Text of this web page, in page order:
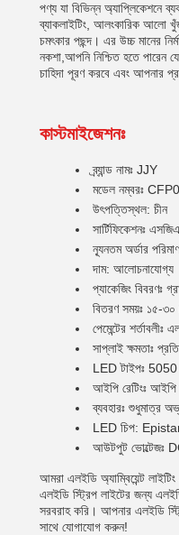
পণ্য যা বিভিন্ন অ্যাপ্লিকেশনে
ব্যাকলাইটিং, আলংকারিক আলো
চমৎকার পছন্দ। এর উচ্চ মানের
নকশা,আপনি নিশ্চিত হতে পারেন
চাহিদা পূরণ করবে এবং আপনার
কাস্টমাইজেশনঃ
ব্র্যান্ড নামঃ JJY
মডেল নম্বরঃ
উৎপত্তিস্থল: চীন
সার্টিফিকেশনঃ
ন্যূনতম অর্ডার
দাম: আলোচনাযোগ্য
প্যাকেজিং বিবরণঃ
বিতরণ সময়ঃ ১৫-৩০
পেমেন্টের শর্তাবলীঃ
সাপ্লাই ক্ষমতাঃ
LED টাইপঃ 5050
আইপি রেটিংঃ
ব্যবহারঃ শুধুমাত্র
LED চিপ:
আউটপুট ভোল্টেজঃ
আমরা এলইডি অ্যাম্বিয়েন্ট
এলইডি স্ট্রিপ লাইটের জন্য
সরবরাহ করি। আপনার এলইডি
সাথে যোগাযোগ করুন!